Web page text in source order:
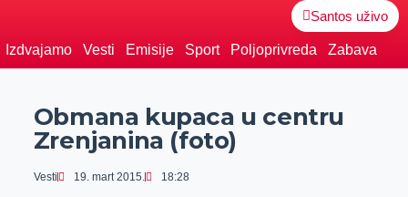
Santos uživo
Izdvajamo Vesti Emisije Sport Poljoprivreda Zabava
Obmana kupaca u centru
Zrenjanina (foto)
Vesti 19. mart 2015. 18:28